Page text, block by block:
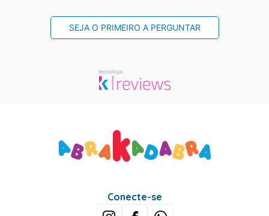
SEJA O PRIMEIRO A PERGUNTAR
Conecte-se